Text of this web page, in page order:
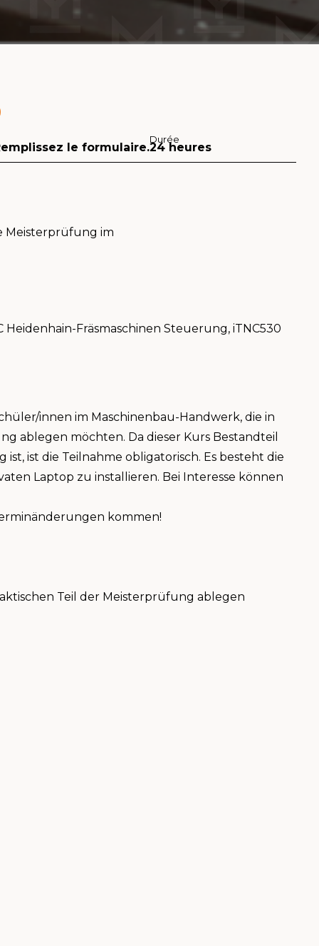
le formulaire.
Durée
24 heures
Meisterprüfung im
Fräsmaschinen Steuerung, iTNC530
innen im Maschinenbau-Handwerk, die in
ablegen möchten. Da dieser Kurs Bestandteil
ist die Teilnahme obligatorisch. Es besteht die
Laptop zu installieren. Bei Interesse können
kommen!
Teil der Meisterprüfung ablegen